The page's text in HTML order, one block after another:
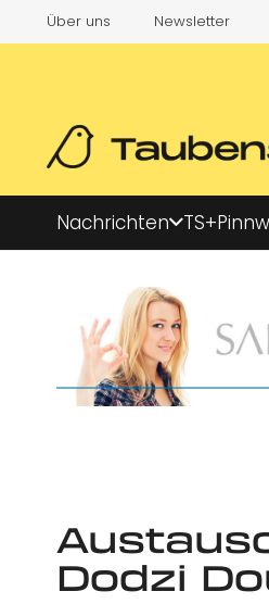
Über uns Newsletter
Nachrichten TS+
Dodzi